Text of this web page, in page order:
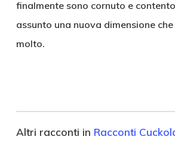
finalmente sono cornuto e
assunto una nuova dimensione
molto.
Altri racconti in Racconti